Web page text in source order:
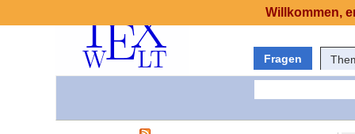
Fragen
Willkommen,